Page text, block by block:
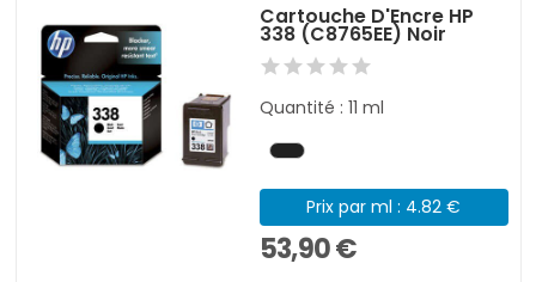
Cartouche D'Encre HP
338 (C8765EE) Noir
Quantité : 11 ml
Prix par ml : 4.82 €
53,90 €